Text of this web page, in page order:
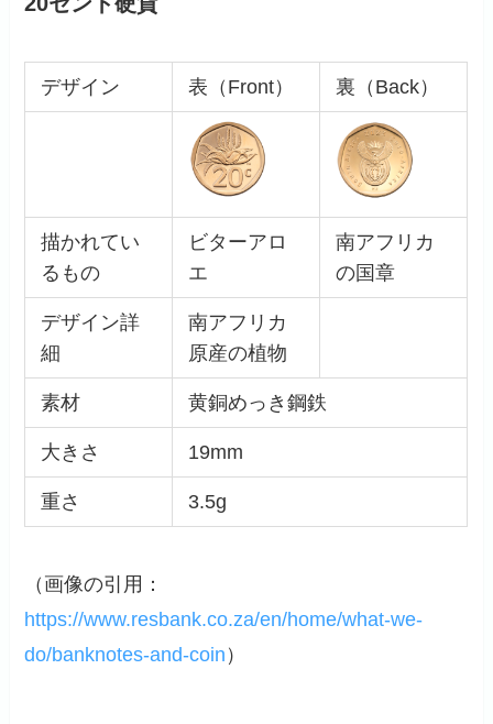
デザイン 表（Front） 裏（Back）
描かれてい
るもの
ビターアロ
エ
南アフリカ
の国章
デザイン詳
細
南アフリカ
原産の植物
素材 黄銅めっき鋼鉄
大きさ 19mm
重さ 3.5g
（画像の引用：
https://www.resbank.co.za/en/home/what-we-
do/banknotes-and-coin ）